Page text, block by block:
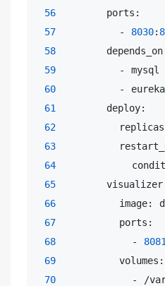
56
        ports:
57
          -
8030:
58
59
          - mysql
60
-
61
        deploy:
62
63
64
65
66
image:
67
          ports:
68
            -
8081
69
          volumes:
70
- /